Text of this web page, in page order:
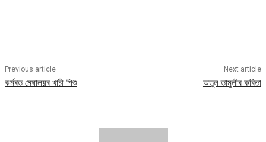
Previous article
কৰ্মৰত মেঘালয়ৰ খাচী শিশু
Next article
অতুল তামুলীৰ কবিতা